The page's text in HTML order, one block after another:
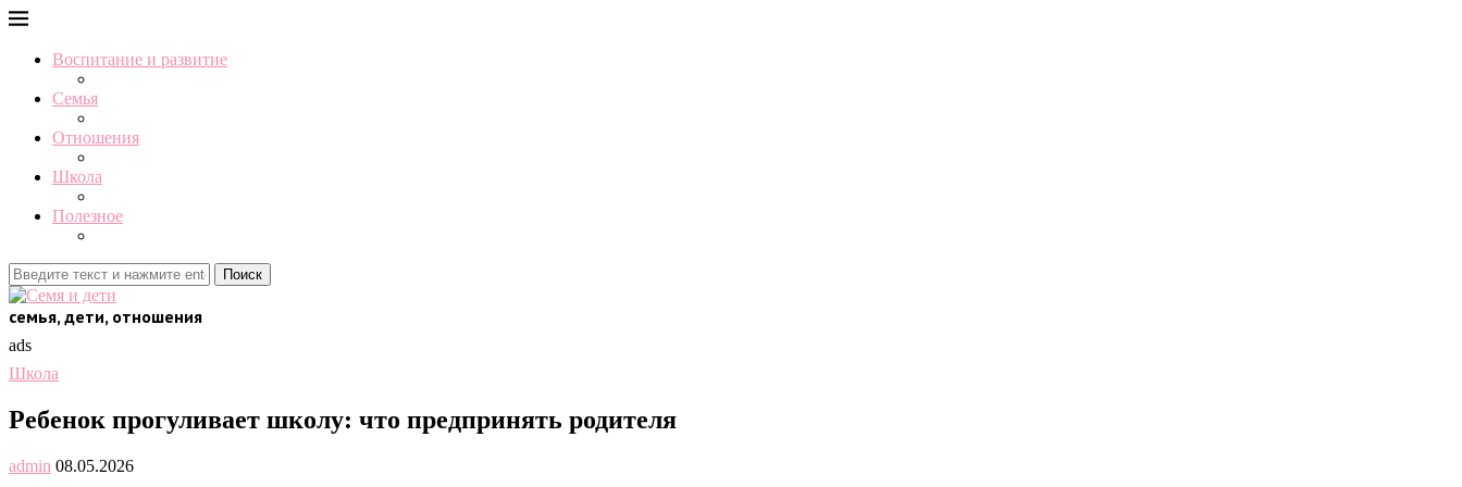
Воспитание и развитие
Семья
Отношения
Школа
Полезное
Поиск
семья, дети, отношения
ads
Школа
Ребенок прогуливает школу: что предпринять родителя
admin 08.05.2026